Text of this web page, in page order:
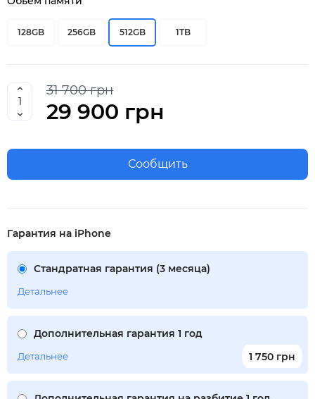
128GB 256GB 512GB 1TB
31 700 грн
29 900 грн
Сообщить
Гарантия на iPhone
Стандратная гарантия (3 месяца)
Детальнее
Дополнительная гарантия 1 год
1 750 грн
Детальнее